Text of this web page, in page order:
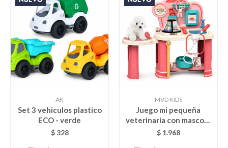
AK
Set 3 vehiculos plastico
ECO - verde
$ 328
MVD KIDS
Juego mi pequeña
veterinaria con mascota
- rosa
$ 1.968